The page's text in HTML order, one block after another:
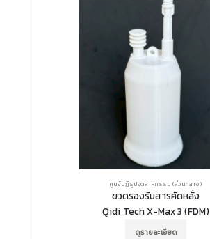
ศูนย์ปฏิรูปอุตสาหกรรม (ส่วนกลาง)
ขวดรองรับสารคัดหลั่ง
Qidi Tech X-Max 3 (FDM)
ดูรายละเอียด